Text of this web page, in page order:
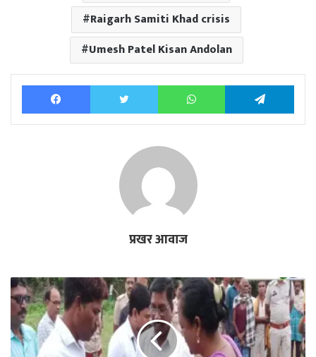
Raigarh Samiti Khad crisis
Umesh Patel Kisan Andolan
Facebook Twitter WhatsApp
प्रखर आवाज